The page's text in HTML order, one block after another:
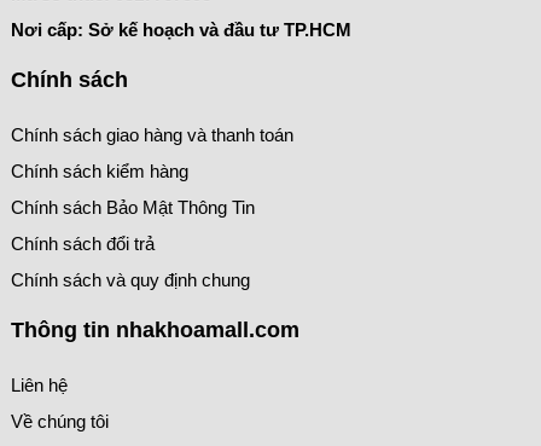
Nơi cấp: Sở kế hoạch và đầu tư TP.HCM
Chính sách
Chính sách giao hàng và thanh toán
Chính sách kiểm hàng
Chính sách Bảo Mật Thông Tin
Chính sách đổi trả
Chính sách và quy định chung
Thông tin nhakhoamall.com
Liên hệ
Về chúng tôi